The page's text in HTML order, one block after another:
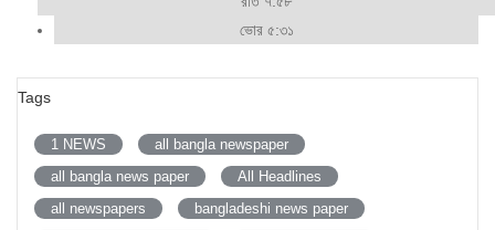
ভোর ৫:৩১
Tags
1 NEWS
all bangla newspaper
all bangla news paper
All Headlines
all newspapers
bangladeshi news paper